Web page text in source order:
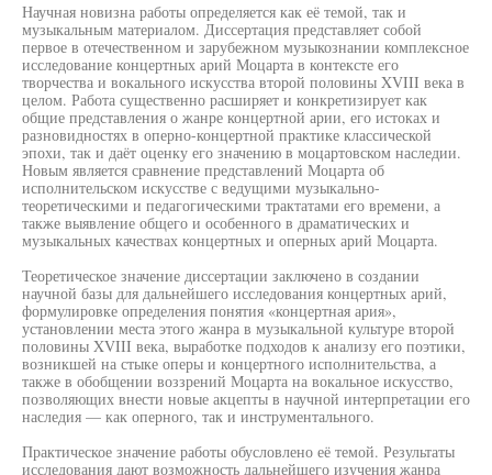
Научная новизна работы определяется как её темой, так и
музыкальным материалом. Диссертация представляет собой
первое в отечественном и зарубежном музыкознании комплексное
исследование концертных арий Моцарта в контексте его
творчества и вокального искусства второй половины XVIII века в
целом. Работа существенно расширяет и конкретизирует как
общие представления о жанре концертной арии, его истоках и
разновидностях в оперно-концертной практике классической
эпохи, так и даёт оценку его значению в моцартовском наследии.
Новым является сравнение представлений Моцарта об
исполнительском искусстве с ведущими музыкально-
теоретическими и педагогическими трактатами его времени, а
также выявление общего и особенного в драматических и
музыкальных качествах концертных и оперных арий Моцарта.
Теоретическое значение диссертации заключено в создании
научной базы для дальнейшего исследования концертных арий,
формулировке определения понятия «концертная ария»,
установлении места этого жанра в музыкальной культуре второй
половины XVIII века, выработке подходов к анализу его поэтики,
возникшей на стыке оперы и концертного исполнительства, а
также в обобщении воззрений Моцарта на вокальное искусство,
позволяющих внести новые акцепты в научной интерпретации его
наследия — как оперного, так и инструментального.
Практическое значение работы обусловлено её темой. Результаты
исследования дают возможность дальнейшего изучения жанра